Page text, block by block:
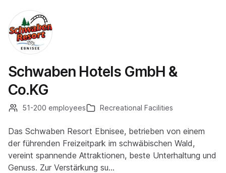
Schwaben Hotels GmbH &
Co.KG
51-200 employees Recreational Facilities
Das Schwaben Resort Ebnisee, betrieben von einem
der führenden Freizeitpark im schwäbischen Wald,
vereint spannende Attraktionen, beste Unterhaltung und
Genuss. Zur Verstärkung su…